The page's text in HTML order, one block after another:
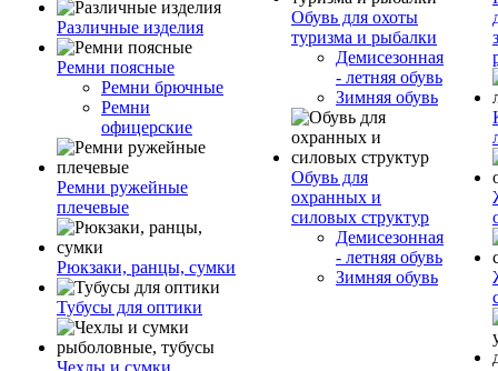
Различные изделия
Ремни поясные
Ремни брючные
Ремни
офицерские
Ремни ружейные
плечевые
Рюкзаки, ранцы, сумки
Тубусы для оптики
Чехлы и сумки
Обувь для охоты
туризма и рыбалки
Демисезонная
- летняя обувь
Зимняя обувь
Обувь для
охранных и
силовых структур
Демисезонная
- летняя обувь
Зимняя обувь